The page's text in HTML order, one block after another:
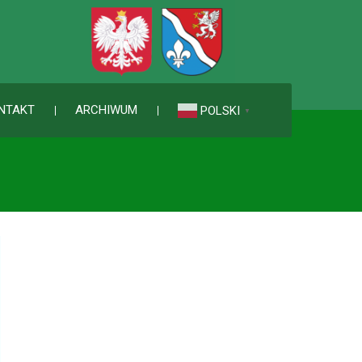
ARCHIWUM POLSKI ▼